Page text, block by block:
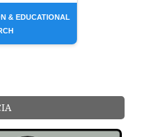
& EDUCATIONAL